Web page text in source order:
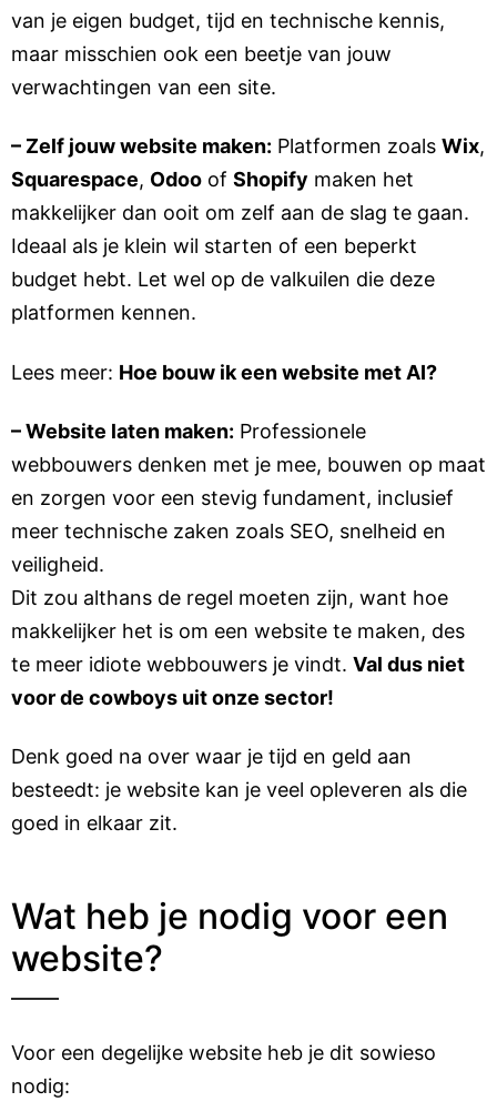
van je eigen budget, tijd en technische kennis,
maar misschien ook een beetje van jouw
verwachtingen van een site.
– Zelf jouw website maken: Platformen zoals Wix,
Squarespace, Odoo of Shopify maken het
makkelijker dan ooit om zelf aan de slag te gaan.
Ideaal als je klein wil starten of een beperkt
budget hebt. Let wel op de valkuilen die deze
platformen kennen.
Lees meer: Hoe bouw ik een website met AI?
– Website laten maken: Professionele
webbouwers denken met je mee, bouwen op maat
en zorgen voor een stevig fundament, inclusief
meer technische zaken zoals SEO, snelheid en
veiligheid.
Dit zou althans de regel moeten zijn, want hoe
makkelijker het is om een website te maken, des
te meer idiote webbouwers je vindt. Val dus niet
voor de cowboys uit onze sector!
Denk goed na over waar je tijd en geld aan
besteedt: je website kan je veel opleveren als die
goed in elkaar zit.
Wat heb je nodig voor een
website?
Voor een degelijke website heb je dit sowieso
nodig: